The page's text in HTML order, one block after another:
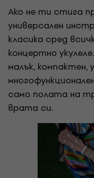
Ако не ти стига
универсален
класика сред
концертно
малък, компактен,
само полата на
врата си.